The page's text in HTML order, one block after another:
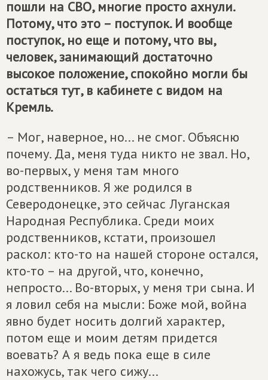
пошли на СВО, многие просто ахнули.
Потому, что это – поступок. И вообще
поступок, но еще и потому, что вы,
человек, занимающий достаточно
высокое положение, спокойно могли бы
остаться тут, в кабинете с видом на
Кремль.
– Мог, наверное, но... не смог. Объясню
почему. Да, меня туда никто не звал. Но,
во-первых, у меня там много
родственников. Я же родился в
Северодонецке, это сейчас Луганская
Народная Республика. Среди моих
родственников, кстати, произошел
раскол: кто-то на нашей стороне остался,
кто-то – на другой, что, конечно,
непросто... Во-вторых, у меня три сына. И
я ловил себя на мысли: Боже мой, война
явно будет носить долгий характер,
потом еще и моим детям придется
воевать? А я ведь пока еще в силе
нахожусь, так чего сижу...